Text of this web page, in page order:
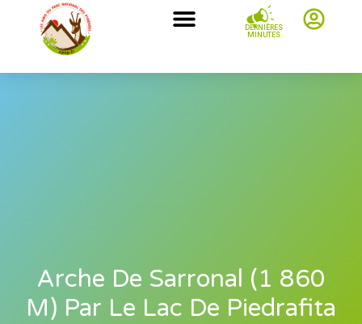
DERNIÈRES
MINUTES
Arche De Sarronal (1 860
M) Par Le Lac De Piedrafita